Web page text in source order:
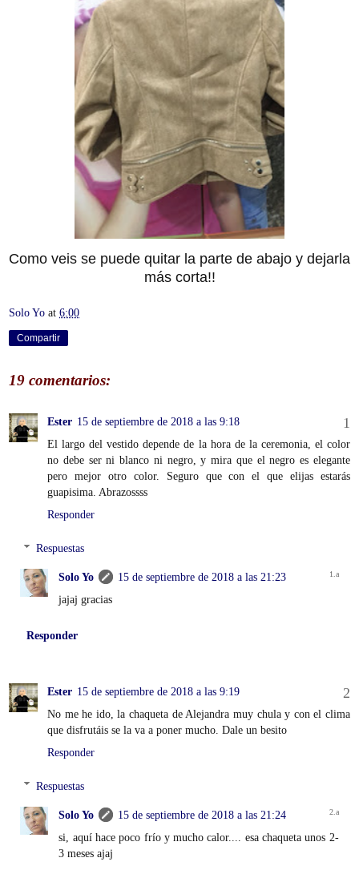
Como veis se puede quitar la parte de abajo y dejarla
más corta!!
Solo Yo at 6:00
Compartir
19 comentarios:
Ester 15 de septiembre de 2018 a las 9:18
El largo del vestido depende de la hora de la ceremonia, el color
no debe ser ni blanco ni negro, y mira que el negro es elegante
pero mejor otro color. Seguro que con el que elijas estarás
guapisima. Abrazossss
Responder
Respuestas
Solo Yo
15 de septiembre de 2018 a las 21:23
jajaj gracias
Responder
Ester 15 de septiembre de 2018 a las 9:19
No me he ido, la chaqueta de Alejandra muy chula y con el clima
que disfrutáis se la va a poner mucho. Dale un besito
Responder
Respuestas
Solo Yo
15 de septiembre de 2018 a las 21:24
si, aquí hace poco frío y mucho calor.... esa chaqueta unos 2-
3 meses ajaj